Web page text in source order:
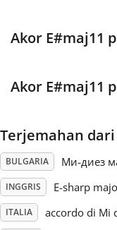
Svenska
Akor E#maj11
Akor E#maj11
Terjemahan dari
BULGARIA Ми-диез
INGGRIS E-sharp
ITALIA accordo di Mi